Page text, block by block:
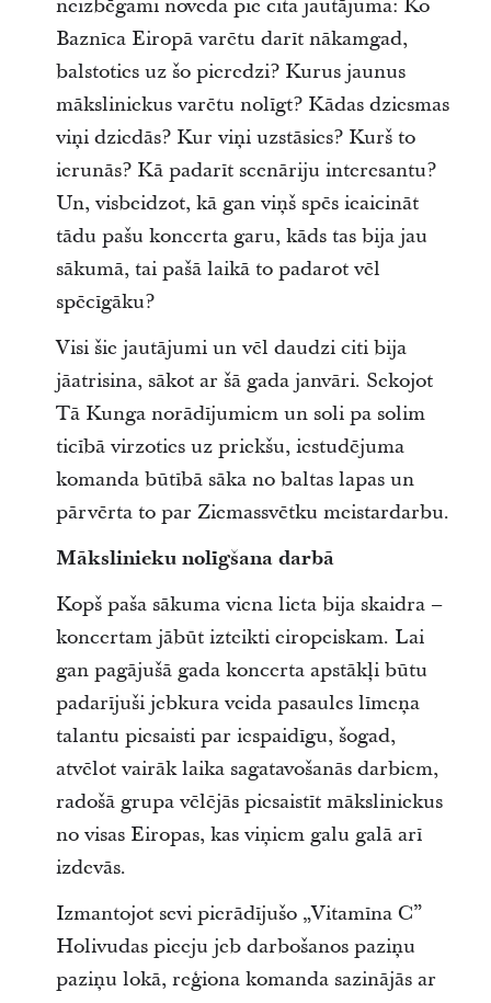
neizbēgami noveda pie cita jautājuma: Ko
Baznīca Eiropā varētu darīt nākamgad,
balstoties uz šo pieredzi? Kurus jaunus
māksliniekus varētu nolīgt? Kādas dziesmas
viņi dziedās? Kur viņi uzstāsies? Kurš to
ierunās? Kā padarīt scenāriju interesantu?
Un, visbeidzot, kā gan viņš spēs ieaicināt
tādu pašu koncerta garu, kāds tas bija jau
sākumā, tai pašā laikā to padarot vēl
spēcīgāku?
Visi šie jautājumi un vēl daudzi citi bija
jāatrisina, sākot ar šā gada janvāri. Sekojot
Tā Kunga norādījumiem un soli pa solim
ticībā virzoties uz priekšu, iestudējuma
komanda būtībā sāka no baltas lapas un
pārvērta to par Ziemassvētku meistardarbu.
Mākslinieku nolīgšana darbā
Kopš paša sākuma viena lieta bija skaidra –
koncertam jābūt izteikti eiropeiskam. Lai
gan pagājušā gada koncerta apstākļi būtu
padarījuši jebkura veida pasaules līmeņa
talantu piesaisti par iespaidīgu, šogad,
atvēlot vairāk laika sagatavošanās darbiem,
radošā grupa vēlējās piesaistīt māksliniekus
no visas Eiropas, kas viņiem galu galā arī
izdevās.
Izmantojot sevi pierādījušo „Vitamīna C”
Holivudas pieeju jeb darbošanos paziņu
paziņu lokā, reģiona komanda sazinājās ar